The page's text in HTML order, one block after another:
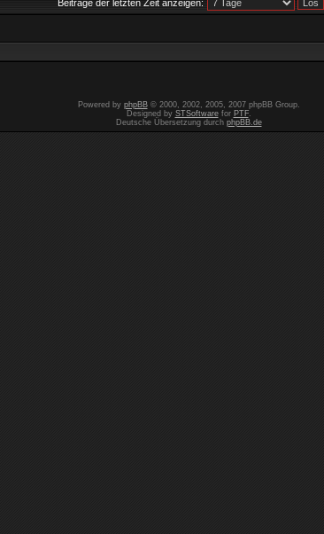
Beiträge der letzten Zeit anzeigen:
Powered by phpBB© 2000, 2002, 2005, 2007 phpBB Group.
Designed by STSoftwarefor PTF.
Deutsche Übersetzung durch phpBB.de